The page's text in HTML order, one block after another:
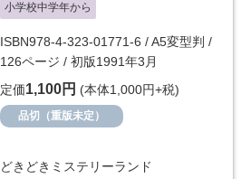
小学校中学年から
ISBN978-4-323-01771-6 / A5変型判 /
126ページ / 初版1991年3月
定価1,100円 (本体1,000円+税)
品切（重版未定）
どきどきミステリーランド